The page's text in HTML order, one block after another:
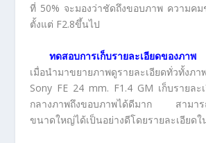
ที่ 50% จะมองว่าชัดถึงขอบภาพ ความค
ตั้งแต่ F2.8ขึ้นไป
ทดสอบการเก็บรายละเอียดของภาพจ
เมื่อนำมาขยายภาพดูรายละเอียดทั่วทั้
Sony FE 24 mm. F1.4 GM เก็บรายละ
กลางภาพถึงขอบภาพได้ดีมาก สามาร
ขนาดใหญ่ได้เป็นอย่างดีโดยรายละเอียด